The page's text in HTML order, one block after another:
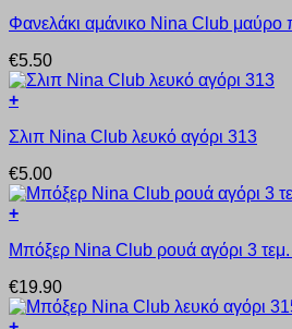
να
στη
σελίδα
του
προϊόντος
το
έχει
πολλαπλές
παραλλαγές.
επιλογές
να
επιλεγούν
στη
σελίδα
του
προϊόντος
Φανελάκι αμάνικο Nina Club μαύρο
€5.50
+
το
έχει
πολλαπλές
παραλλαγές.
επιλογές
να
επιλεγούν
Σλιπ Nina Club λευκό αγόρι 313
€5.00
+
το
έχει
πολλαπλές
Μπόξερ Nina Club ρουά αγόρι 3
€19.90